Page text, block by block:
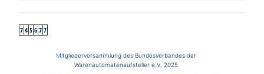
7 4 5 6 7 7
Mitgliederversammlung des Bundesverbandes der
Warenautomatenaufsteller e.V. 2025